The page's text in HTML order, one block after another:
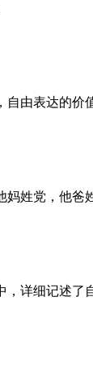
由表达的
姓党，他爸
详细记述